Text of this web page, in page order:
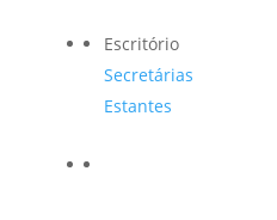
Escritório
Secretárias
Estantes